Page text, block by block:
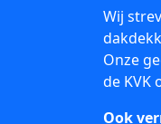
Wij
Onze
de KVK
Ook